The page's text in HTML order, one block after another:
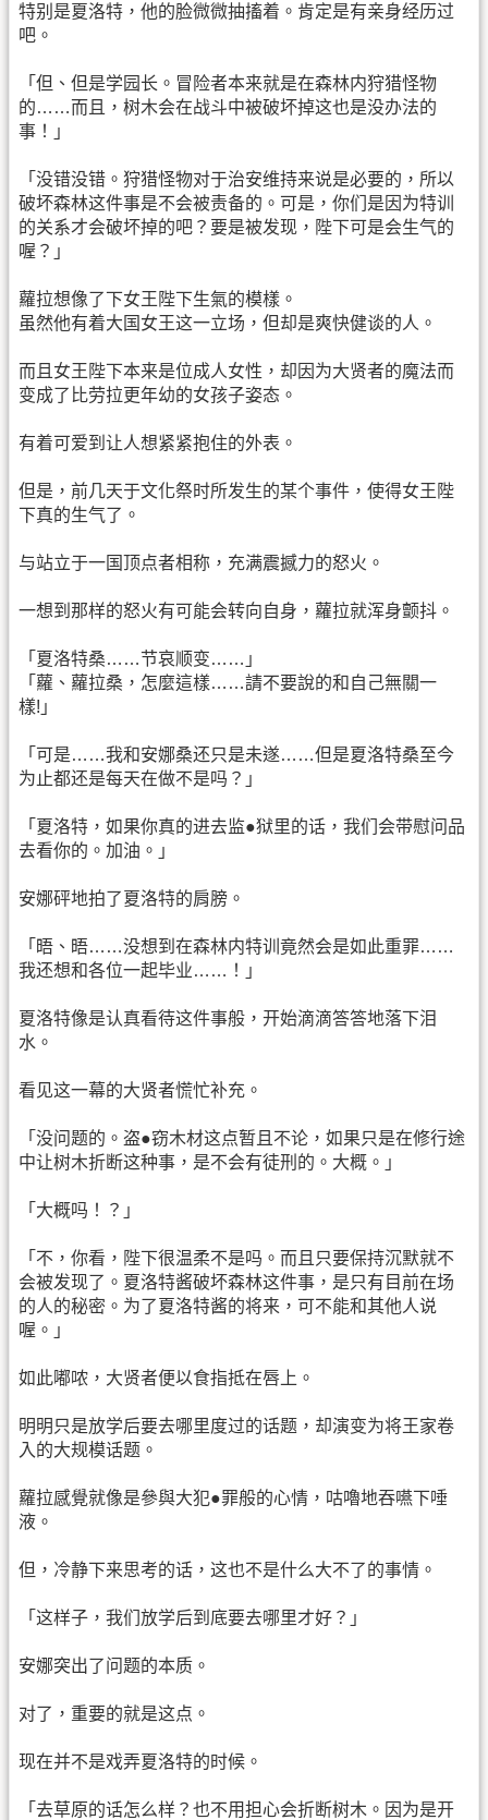
特别是夏洛特，他的脸微微抽搐着。肯定是有亲身经历过
吧。
「但、但是学园长。冒险者本来就是在森林内狩猎怪物
的……而且，树木会在战斗中被破坏掉这也是没办法的
事！」
「没错没错。狩猎怪物对于治安维持来说是必要的，所以
破坏森林这件事是不会被责备的。可是，你们是因为特训
的关系才会破坏掉的吧？要是被发现，陛下可是会生气的
喔？」
蘿拉想像了下女王陛下生氣的模樣。
虽然他有着大国女王这一立场，但却是爽快健谈的人。
而且女王陛下本来是位成人女性，却因为大贤者的魔法而
变成了比劳拉更年幼的女孩子姿态。
有着可爱到让人想紧紧抱住的外表。
但是，前几天于文化祭时所发生的某个事件，使得女王陛
下真的生气了。
与站立于一国顶点者相称，充满震撼力的怒火。
一想到那样的怒火有可能会转向自身，蘿拉就浑身颤抖。
「夏洛特桑……节哀顺变……」
「蘿、蘿拉桑，怎麼這樣……請不要說的和自己無關一
樣!」
「可是……我和安娜桑还只是未遂……但是夏洛特桑至今
为止都还是每天在做不是吗？」
「夏洛特，如果你真的进去监●狱里的话，我们会带慰问品
去看你的。加油。」
安娜砰地拍了夏洛特的肩膀。
「晤、晤……没想到在森林内特训竟然会是如此重罪……
我还想和各位一起毕业……！」
夏洛特像是认真看待这件事般，开始滴滴答答地落下泪
水。
看见这一幕的大贤者慌忙补充。
「没问题的。盗●窃木材这点暂且不论，如果只是在修行途
中让树木折断这种事，是不会有徒刑的。大概。」
「大概吗！？」
「不，你看，陛下很温柔不是吗。而且只要保持沉默就不
会被发现了。夏洛特酱破坏森林这件事，是只有目前在场
的人的秘密。为了夏洛特酱的将来，可不能和其他人说
喔。」
如此嘟哝，大贤者便以食指抵在唇上。
明明只是放学后要去哪里度过的话题，却演变为将王家卷
入的大规模话题。
蘿拉感覺就像是參與大犯●罪般的心情，咕嚕地吞嚥下唾
液。
但，冷静下来思考的话，这也不是什么大不了的事情。
「这样子，我们放学后到底要去哪里才好？」
安娜突出了问题的本质。
对了，重要的就是这点。
现在并不是戏弄夏洛特的时候。
「去草原的话怎么样？也不用担心会折断树木。因为是开